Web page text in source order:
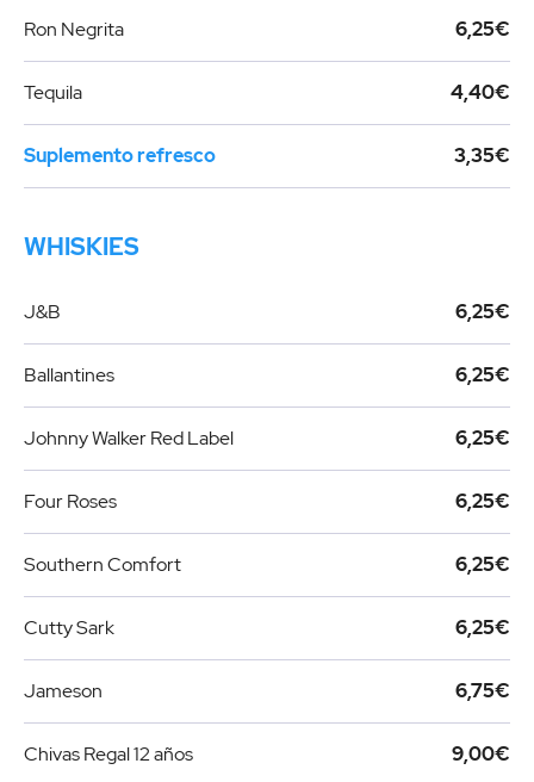
Ron Negrita 6,25€
Tequila 4,40€
Suplemento refresco 3,35€
WHISKIES
J&B 6,25€
Ballantines 6,25€
Johnny Walker Red Label 6,25€
Four Roses 6,25€
Southern Comfort 6,25€
Cutty Sark 6,25€
Jameson 6,75€
Chivas Regal 12 años 9,00€